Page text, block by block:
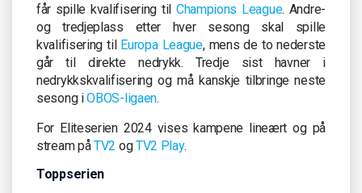
får spille kvalifisering til Champions League. Andre-
og tredjeplass etter hver sesong skal spille
kvalifisering til Europa League, mens de to nederste
går til direkte nedrykk. Tredje sist havner i
nedrykkskvalifisering og må kanskje tilbringe neste
sesong iOBOS-ligaen.
For Eliteserien 2024 vises kampene lineært og på
stream påTV2 ogTV2 Play.
Toppserien